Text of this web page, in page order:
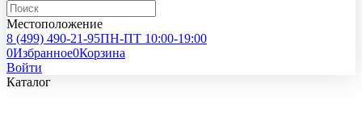
Местоположение
8 (499) 490-21-95ПН-ПТ 10:00-19:00
0Избранное0Корзина
Войти
Каталог